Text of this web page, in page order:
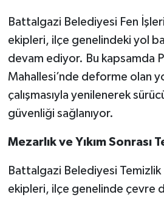
Battalgazi Belediyesi Fen
ekipleri, ilçe genelindeki yol
devam ediyor. Bu kapsamda
Mahallesi’nde deforme olan
çalışmasıyla yenilenerek
güvenliği sağlanıyor.
Mezarlık ve Yıkım Sonrası
Battalgazi Belediyesi
ekipleri, ilçe genelinde çevre